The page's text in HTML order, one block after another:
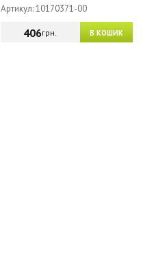
Артикул: 10170371-00
В КОШИК
406грн.